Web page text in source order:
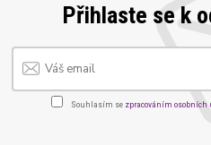
Přihlaste se k
Souhlasím se zpracováním osobních